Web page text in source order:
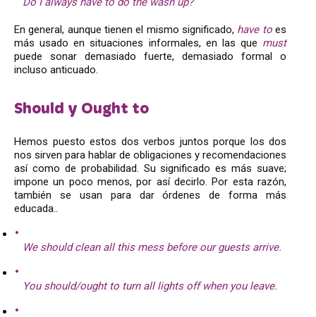
En general, aunque tienen el mismo significado, have toes
más usado en situaciones informales, en las que must
puede sonar demasiado fuerte, demasiado formal o
incluso anticuado.
Should y Ought to
Hemos puesto estos dos verbos juntos porque los dos
nos sirven para hablar de obligaciones y recomendaciones
así como de probabilidad. Su significado es más suave;
impone un poco menos, por así decirlo. Por esta razón,
también se usan para dar órdenes de forma más
educada..
We should clean all this mess before our guests arrive.
You should/ought to turn all lights off when you leave.